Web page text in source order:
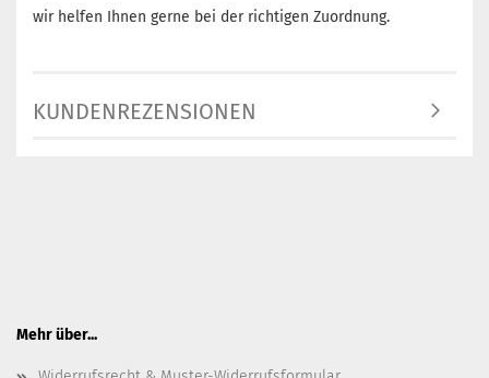
wir helfen Ihnen gerne bei der richtigen Zuordnung.
KUNDENREZENSIONEN
Mehr über...